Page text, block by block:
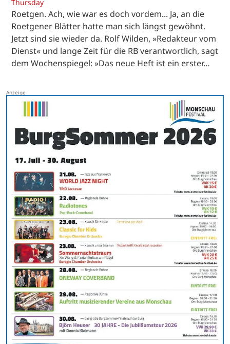
Thursday
Roetgen. Ach, wie war es doch vordem... Ja, an die
Roetgener Blätter hatte man sich längst gewöhnt.
Jetzt sind sie wieder da. Rolf Wilden, »Redakteur vom
Dienst« und lange Zeit für die RB verantwortlich, sagt
dem Wochenspiegel: »Das neue Heft ist ein erster…